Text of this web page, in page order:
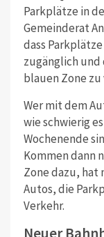
Parkplätze in
Gemeinderat
dass
zugänglich
blauen Zone
Wer mit dem
wie schwierig
Wochenende
Kommen dann
Zone dazu, hat
Autos, die
Verkehr.